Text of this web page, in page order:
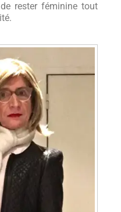
rester féminine tout